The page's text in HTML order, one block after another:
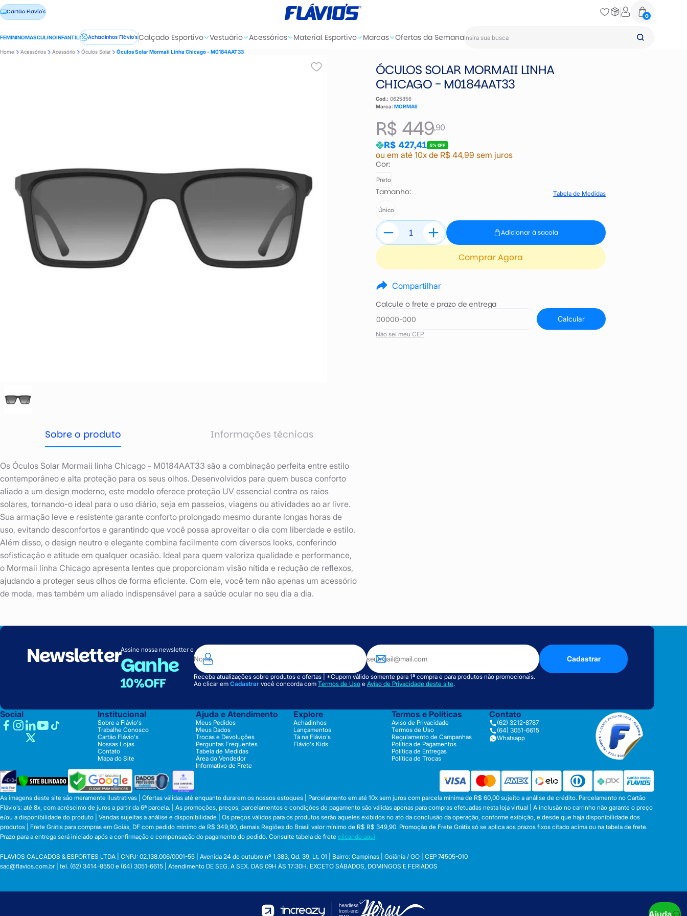
Cartão Flavio's
0
FEMININOMASCULINOINFANTIL Achadinhos Flávio'sCalçado Esportivo Vestuário Acessórios Material Esportivo Marcas Ofertas da Semana
Home Acessórios Acessório Óculos Solar Óculos Solar Mormaii Linha Chicago - M0184AAT33
ÓCULOS SOLAR MORMAII LINHA
CHICAGO - M0184AAT33
Cod.: 0625856
Marca: MORMAII
R$ 449,90
R$ 427,41 5% OFF
ou em até 10x de R$ 44,99 sem juros
Cor:
Preto
Tamanho: Tabela de Medidas
Único
Adicionar à sacola
Comprar Agora
Compartilhar
Calcule o frete e prazo de entrega
Calcular
Não sei meu CEP
Sobre o produto Informações técnicas
Os Óculos Solar Mormaii linha Chicago - M0184AAT33 são a combinação perfeita entre estilo
contemporâneo e alta proteção para os seus olhos. Desenvolvidos para quem busca conforto
aliado a um design moderno, este modelo oferece proteção UV essencial contra os raios
solares, tornando-o ideal para o uso diário, seja em passeios, viagens ou atividades ao ar livre.
Sua armação leve e resistente garante conforto prolongado mesmo durante longas horas de
uso, evitando desconfortos e garantindo que você possa aproveitar o dia com liberdade e estilo.
Além disso, o design neutro e elegante combina facilmente com diversos looks, conferindo
sofisticação e atitude em qualquer ocasião. Ideal para quem valoriza qualidade e performance,
o Mormaii linha Chicago apresenta lentes que proporcionam visão nítida e redução de reflexos,
ajudando a proteger seus olhos de forma eficiente. Com ele, você tem não apenas um acessório
de moda, mas também um aliado indispensável para a saúde ocular no seu dia a dia.
NewsletterAssine nossa newsletter e
Ganhe
10%OFF
Cadastrar
Receba atualizações sobre produtos e ofertas | *Cupom válido somente para 1ª compra e para produtos não promocionais.
Ao clicar em Cadastrar você concorda com Termos de Uso e Aviso de Privacidade deste site.
Social Institucional
Sobre a Flávio's
Trabalhe Conosco
Cartão Flávio's
Nossas Lojas
Contato
Mapa do Site
Ajuda e Atendimento
Meus Pedidos
Meus Dados
Trocas e Devoluções
Perguntas Frequentes
Tabela de Medidas
Área do Vendedor
Informativo de Frete
Explore
Achadinhos
Lançamentos
Tá na Flávio's
Flávio's Kids
Termos e Políticas
Aviso de Privacidade
Termos de Uso
Regulamento de Campanhas
Política de Pagamentos
Política de Entregas
Política de Trocas
Contato
(62) 3212-8787
(64) 3051-6615
Whatsapp
As imagens deste site são meramente ilustrativas | Ofertas válidas até enquanto durarem os nossos estoques | Parcelamento em até 10x sem juros com parcela mínima de R$ 60,00 sujeito a análise de crédito. Parcelamento no Cartão
Flávio’s: até 8x, com acréscimo de juros a partir da 6ª parcela. | As promoções, preços, parcelamentos e condições de pagamento são válidas apenas para compras efetuadas nesta loja virtual | A inclusão no carrinho não garante o preço
e/ou a disponibilidade do produto | Vendas sujeitas a análise e disponibilidade | Os preços válidos para os produtos serão aqueles exibidos no ato da conclusão da operação, conforme exibição, e desde que haja disponibilidade dos
produtos | Frete Grátis para compras em Goiás, DF com pedido mínimo de R$ 349,90, demais Regiões do Brasil valor mínimo de R$ R$ 349,90. Promoção de Frete Grátis só se aplica aos prazos fixos citado acima ou na tabela de frete.
Prazo para a entrega será iniciado após a confirmação e compensação do pagamento do pedido. Consulte tabela de frete clicando aqui
FLAVIOS CALCADOS & ESPORTES LTDA | CNPJ: 02.138.006/0001-55 | Avenida 24 de outubro nº 1.383, Qd. 39, Lt. 01 | Bairro: Campinas | Goiânia / GO | CEP 74505-010
sac@flavios.com.br | tel. (62) 3414-8550 e (64) 3051-6615 | Atendimento DE SEG. A SEX. DAS 09H ÀS 17:30H. EXCETO SÁBADOS, DOMINGOS E FERIADOS
Ajuda